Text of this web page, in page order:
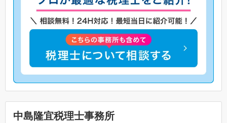
中島隆宜税理士事務所